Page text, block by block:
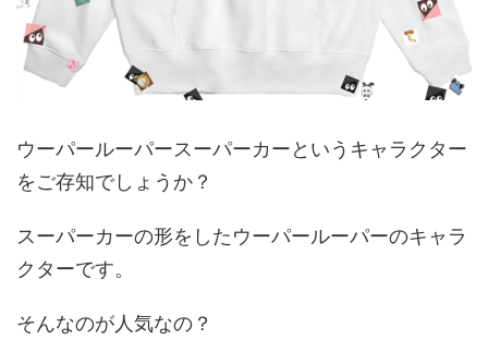
ウーパールーパースーパーカーというキャラクター
をご存知でしょうか？
スーパーカーの形をしたウーパールーパーのキャラ
クターです。
そんなのが人気なの？